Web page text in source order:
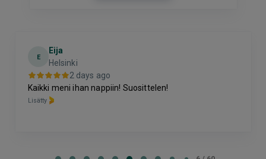
E
Eija
Helsinki
2 days ago
Kaikki meni ihan nappiin! Suosittelen!
Lisätty